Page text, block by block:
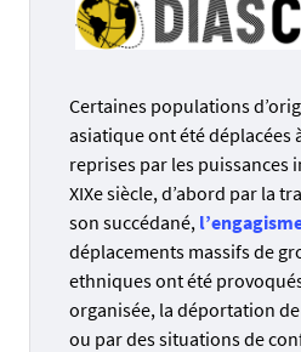
Certaines populations
asiatique ont été déplacées
reprises par les puissances
XIXe siècle, d’abord par la
son succédané,
déplacements massifs de
ethniques ont été
organisée, la déportation
ou par des situations de